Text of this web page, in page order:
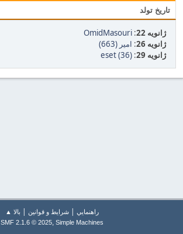
تاریخ تولد
ژانویه 22 :
OmidMasouri
ژانویه 26
: امیر (663)
ژانویه 29
:
eset (36)
راهنمايي | شرایط و قوانین | بالا ▲
SMF 2.1.6 © 2025, Simple Machines